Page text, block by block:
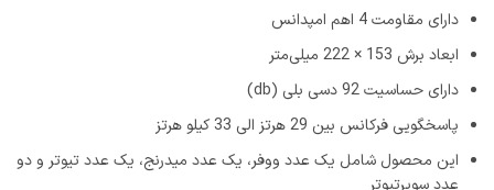
دارای مقاومت 4 اهم امپدانس
ابعاد برش 153 × 222 میلی‌متر
دارای حساسیت 92 دسی بلی (db)
پاسخگویی فرکانس بین 29 هرتز الی 33 کیلو هرتز
این محصول شامل یک عدد ووفر، یک عدد میدرنج، یک عدد تیوتر و دو